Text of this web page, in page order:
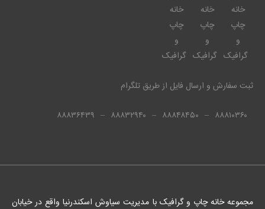
ثبت سفارش و ارسال فایل از طریق تلگرام
۸۸۸۱۰۳۶۰ – ۸۸۸۴۸۴۵۰ – ۸۸۸۳۲۹۴۰ – ۸۸۸۳۶۴۳۹
مجموعه خانه چاپ و گرافیک با مدیریت سیاوش اسکندرنیا واقع در خیابان